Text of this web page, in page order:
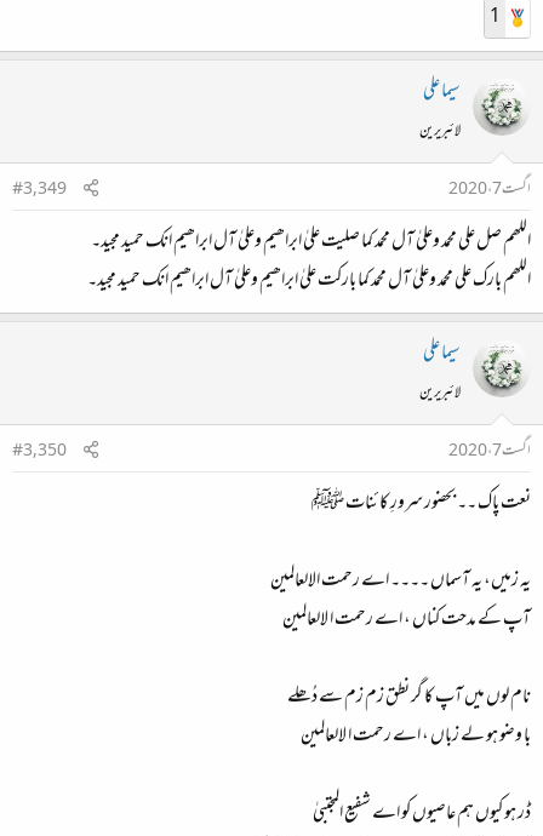
1
سیما علی
لائبریرین
اگست 7، 2020
#3,349
اللھم صل علی محمد وعلیٰ آل محمد کما صلیت علیٰ ابراھیم وعلیٰ آل ابراھیم انک حمید مجید۔
اللھم بارک علی محمد وعلیٰ آل محمد کما بارکت علیٰ ابراھیم وعلیٰ آل ابراھیم انک حمید مجید۔
سیما علی
لائبریرین
اگست 7، 2020
#3,350
نعت پاک ۔۔ بحضور سرورِ کائنات ﷺ
یہ زمیں، یہ آسماں ۔۔۔۔ اے رحمت الالعالمین
آپ کے مدحت کناں ، اے رحمت ا لالعالمین
نام لوں میں آپ کا گر نطق زم زم سے دُھلے
با وضو ہو لے زباں ، اے رحمت ا لالعالمین
ڈر ہو کیوں ہم عاصیوں کو اے شفیع المجتبیٰ